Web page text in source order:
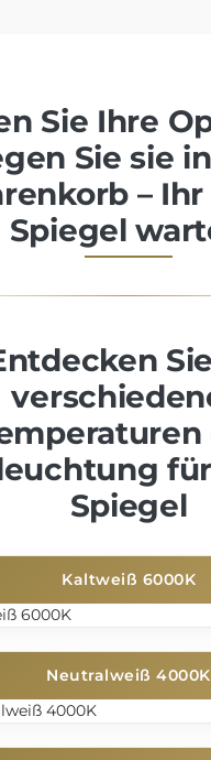
Sie Ihre
Sie sie
–
Spiegel
Spiegel
Kaltweiß 6000K
Neutralweiß 4000K